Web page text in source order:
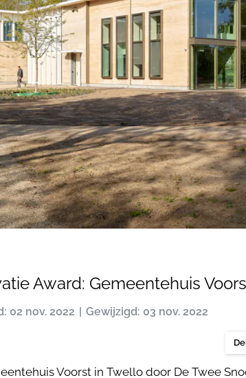
Award: Gemeentehuis
02 nov. 2022 Gewijzigd: 03 nov. 2022
Voorst in Twello door De Twee